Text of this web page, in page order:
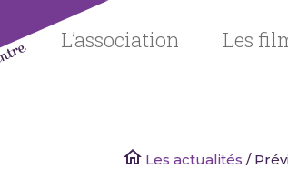
Association
L’association Les
Les actualités /